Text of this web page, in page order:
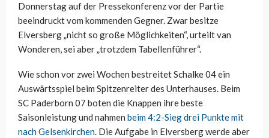
Donnerstag auf der Pressekonferenz vor der Partie
beeindruckt vom kommenden Gegner. Zwar besitze
Elversberg „nicht so große Möglichkeiten“, urteilt van
Wonderen, sei aber „trotzdem Tabellenführer“.
Wie schon vor zwei Wochen bestreitet Schalke 04 ein
Auswärtsspiel beim Spitzenreiter des Unterhauses. Beim
SC Paderborn 07 boten die Knappen ihre beste
Saisonleistung und nahmen beim 4:2-Sieg drei Punkte mit
nach Gelsenkirchen. Die Aufgabe in Elversberg werde aber